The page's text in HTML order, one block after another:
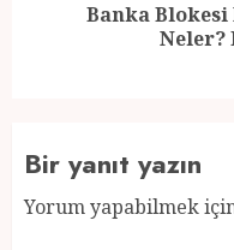
Banka
Neler?
Bir yanıt yazın
Yorum yapabilmek